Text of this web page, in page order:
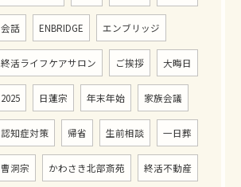
会話 ENBRIDGE エンブリッジ
終活ライフケアサロン ご挨拶 大晦日
2025 日蓮宗 年末年始 家族会議
認知症対策 帰省 生前相談 一日葬
曹洞宗 かわさき北部斎苑 終活不動産